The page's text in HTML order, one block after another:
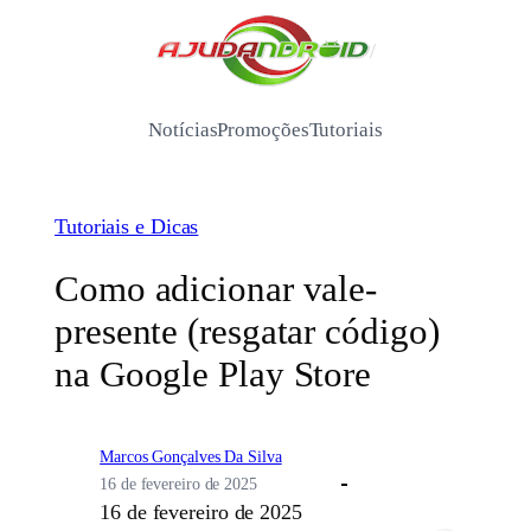
/
NotíciasPromoçõesTutoriais
Tutoriais e Dicas
Como adicionar vale-
presente (resgatar código)
na Google Play Store
Marcos Gonçalves Da Silva
16 de fevereiro de 2025
16 de fevereiro de 2025